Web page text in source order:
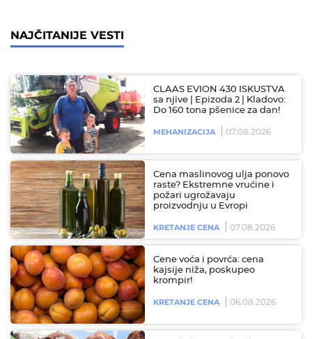
NAJČITANIJE VESTI
CLAAS EVION 430 ISKUSTVA
sa njive | Epizoda 2 | Kladovo:
Do 160 tona pšenice za dan!
MEHANIZACIJA 07.08.2026
Cena maslinovog ulja ponovo
raste? Ekstremne vrućine i
požari ugrožavaju
proizvodnju u Evropi
KRETANJE CENA 07.08.2026
Cene voća i povrća: cena
kajsije niža, poskupeo
krompir!
KRETANJE CENA 06.08.2026